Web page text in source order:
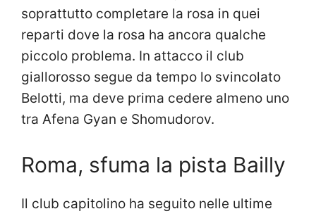
soprattutto completare la rosa in quei
reparti dove la rosa ha ancora qualche
piccolo problema. In attacco il club
giallorosso segue da tempo lo svincolato
Belotti, ma deve prima cedere almeno uno
tra Afena Gyan e Shomudorov.
Roma, sfuma la pista Bailly
Il club capitolino ha seguito nelle ultime